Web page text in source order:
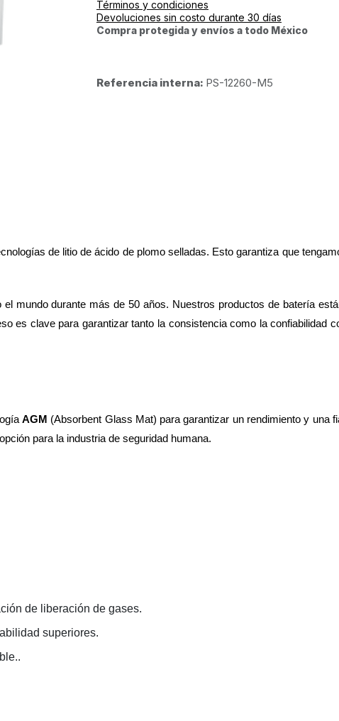
Términos y condiciones
Devoluciones sin costo durante 30 días
Compra protegida y envíos a todo México
Referencia interna: PS-12260-M5
de litio de ácido de plomo selladas. Esto garantiza que
mundo durante más de 50 años. Nuestros productos de batería
es clave para garantizar tanto la consistencia como la confiabilidad
AGM (Absorbent Glass Mat) para garantizar un rendimiento y una
para la industria de seguridad humana.
de liberación de gases.
superiores.
.